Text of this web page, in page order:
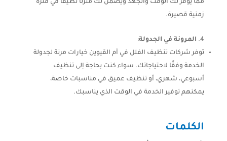
مما يوفر لك الوقت والجهد ويضمن لك منزلًا نظيفًا في فترة
زمنية قصيرة.
المرونة في الجدولة:
توفر شركات تنظيف الفلل في أم القيوين خيارات مرنة لجدولة
الخدمة وفقًا لاحتياجاتك. سواء كنت بحاجة إلى تنظيف
أسبوعي، شهري، أو تنظيف عميق في مناسبات خاصة،
يمكنهم توفير الخدمة في الوقت الذي يناسبك.
الكلمات